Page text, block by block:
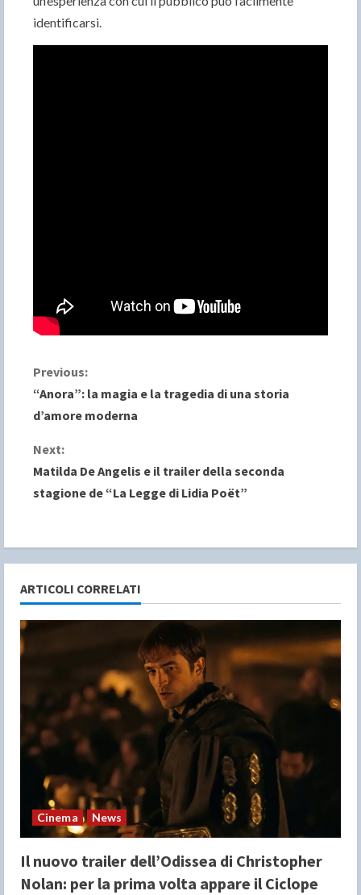
identificarsi.
C
o
n
t
n
u
e
a
d
n
g
Previous:
“Anora”: la magia e la tragedia di una storia
d’amore moderna
Next:
Matilda De Angelis e il trailer della seconda
stagione de “La Legge di Lidia Poët”
ARTICOLI CORRELATI
Cinema News
Il nuovo trailer dell’Odissea di Christopher
Nolan: per la prima volta appare il Ciclope